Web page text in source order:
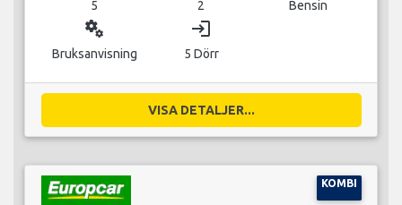
5 2 Bensin
miscellaneous_services
Bruksanvisning
login
5 Dörr
VISA DETALJER...
KOMBI